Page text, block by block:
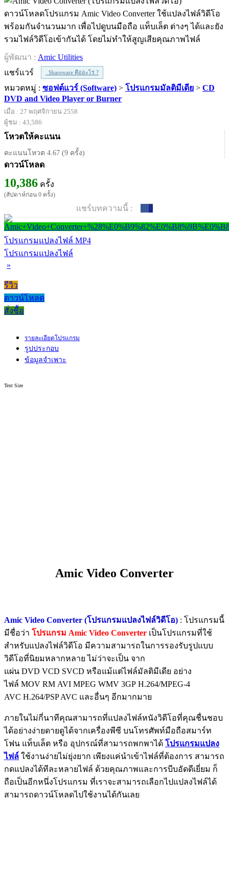
ดาวน์โหลดโปรแกรม Amic Video Converter ใช้แปลงไฟล์วิดีโอ
พร้อมกันจำนวนมาก เพื่อไปดูบนมือถือ แท็บเล็ต ต่างๆ ได้และยัง
รวมไฟล์วิดีโอเข้ากันได้ โดยไม่ทำให้สูญเสียคุณภาพไฟล์
ผู้พัฒนา : Amic Utilities
แชร์แวร์
Shareware คืออะไร ?
หมวดหมู่ : ซอฟต์แวร์ (Software) > โปรแกรมมัลติมีเดีย > CD
DVD and Video Player or Burner
เมื่อ : 27 พฤศจิกายน 2558
ผู้ชม : 43,586
โหวตให้คะแนน
คะแนนโหวต 4.67 (9 ครั้ง)
ดาวน์โหลด
10,386 ครั้ง
(สัปดาห์ก่อน 0 ครั้ง)
แชร์บทความนี้ : 0
โปรแกรมแปลงไฟล์ MP4
โปรแกรมแปลงไฟล์
»
รีวิว
ดาวน์โหลด
สั่งซื้อ
รายละเอียดโปรแกรม
รูปประกอบ
ข้อมูลจำเพาะ
Text Size
Amic Video Converter
Amic Video Converter (โปรแกรมแปลงไฟล์วิดีโอ) : โปรแกรมนี้
มีชื่อว่า โปรแกรม Amic Video Converter เป็นโปรแกรมที่ใช้
สำหรับแปลงไฟล์วิดีโอ มีความสามารถในการรองรับรูปแบบ
วิดีโอที่นิยมหลากหลาย ไม่ว่าจะเป็น จาก
แผ่น DVD VCD SVCD หรือแม้แต่ไฟล์มัลติมีเดีย อย่าง
ไฟล์ MOV RM AVI MPEG WMV 3GP H.264/MPEG-4
AVC H.264/PSP AVC และอื่นๆ อีกมากมาย
ภายในไม่กี่นาทีคุณสามารถที่แปลงไฟล์หนังวิดีโอที่คุณชื่นชอบ
ได้อย่างง่ายดายดูได้จากเครื่องพีซี บนโทรศัพท์มือถือสมาร์ท
โฟน แท็บเล็ต หรือ อุปกรณ์ที่สามารถพกพาได้ โปรแกรมแปลง
ไฟล์ ใช้งานง่ายไม่ยุ่งยาก เพียงแค่นำเข้าไฟล์ที่ต้องการ สามารถ
กดแปลงได้ทีละหลายไฟล์ ด้วยคุณภาพและการบีบอัดดีเยี่ยม ก็
ถือเป็นอีกหนึ่งโปรแกรม ที่เราจะสามารถเลือกไปแปลงไฟล์ได้
สามารถดาวน์โหลดไปใช้งานได้กันเลย